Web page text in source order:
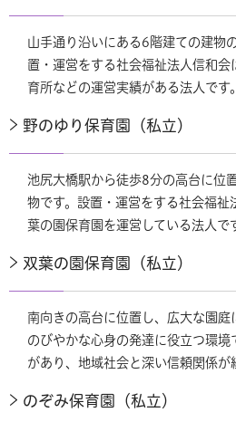
山手通り沿いにある6階建ての建物
置・運営をする社会福祉法人信和
育所などの運営実績がある法人です。
野のゆり保育園（私立）
池尻大橋駅から徒歩8分の高台に位
物です。設置・運営をする社会福祉
葉の園保育園を運営している法人で
双葉の園保育園（私立）
南向きの高台に位置し、広大な園
のびやかな心身の発達に役立つ環
があり、地域社会と深い信頼関係が
のぞみ保育園（私立）